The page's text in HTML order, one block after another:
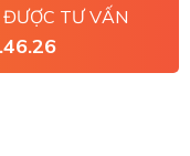
ĐƯỢC TƯ VẤN